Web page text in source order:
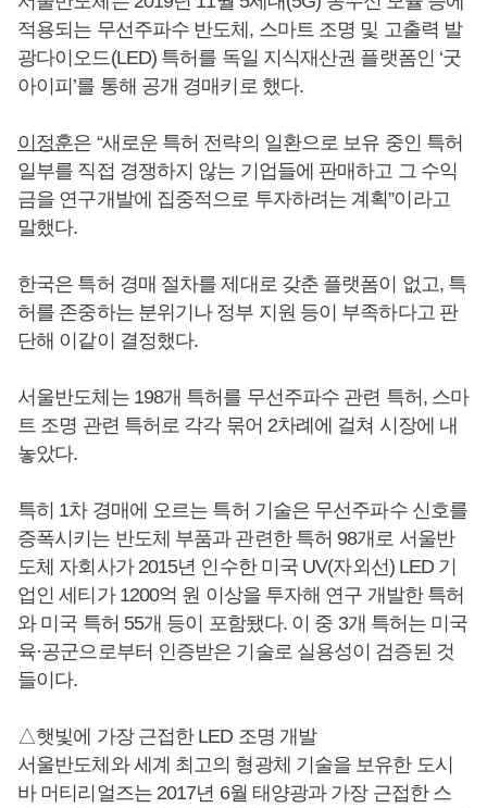
적용되는 무선주파수 반도체, 스마트 조명 및 고출력 발
광다이오드(LED) 특허를 독일 지식재산권 플랫폼인 ‘굿
아이피’를 통해 공개 경매키로 했다.
이정훈은 “새로운 특허 전략의 일환으로 보유 중인 특허
일부를 직접 경쟁하지 않는 기업들에 판매하고 그 수익
금을 연구개발에 집중적으로 투자하려는 계획”이라고
말했다.
한국은 특허 경매 절차를 제대로 갖춘 플랫폼이 없고, 특
허를 존중하는 분위기나 정부 지원 등이 부족하다고 판
단해 이같이 결정했다.
서울반도체는 198개 특허를 무선주파수 관련 특허, 스마
트 조명 관련 특허로 각각 묶어 2차례에 걸쳐 시장에 내
놓았다.
특히 1차 경매에 오르는 특허 기술은 무선주파수 신호를
증폭시키는 반도체 부품과 관련한 특허 98개로 서울반
도체 자회사가 2015년 인수한 미국 UV(자외선) LED 기
업인 세티가 1200억 원 이상을 투자해 연구 개발한 특허
와 미국 특허 55개 등이 포함됐다. 이 중 3개 특허는 미국
육·공군으로부터 인증받은 기술로 실용성이 검증된 것
들이다.
△햇빛에 가장 근접한 LED 조명 개발
서울반도체와 세계 최고의 형광체 기술을 보유한 도시
바 머티리얼즈는 2017년 6월 태양광과 가장 근접한 스